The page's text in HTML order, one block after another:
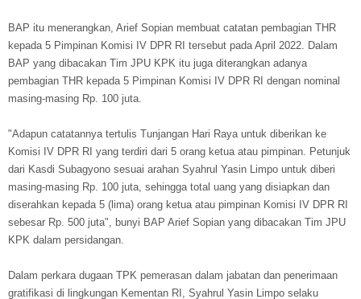
BAP itu menerangkan, Arief Sopian membuat catatan pembagian THR
kepada 5 Pimpinan Komisi IV DPR RI tersebut pada April 2022. Dalam
BAP yang dibacakan Tim JPU KPK itu juga diterangkan adanya
pembagian THR kepada 5 Pimpinan Komisi IV DPR RI dengan nominal
masing-masing Rp. 100 juta.
"Adapun catatannya tertulis Tunjangan Hari Raya untuk diberikan ke
Komisi IV DPR RI yang terdiri dari 5 orang ketua atau pimpinan. Petunjuk
dari Kasdi Subagyono sesuai arahan Syahrul Yasin Limpo untuk diberi
masing-masing Rp. 100 juta, sehingga total uang yang disiapkan dan
diserahkan kepada 5 (lima) orang ketua atau pimpinan Komisi IV DPR RI
sebesar Rp. 500 juta", bunyi BAP Arief Sopian yang dibacakan Tim JPU
KPK dalam persidangan.
Dalam perkara dugaan TPK pemerasan dalam jabatan dan penerimaan
gratifikasi di lingkungan Kementan RI, Syahrul Yasin Limpo selaku